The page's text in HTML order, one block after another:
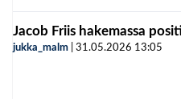
Jacob Friis hakemassa
jukka_malm 31.05.2026 13:05